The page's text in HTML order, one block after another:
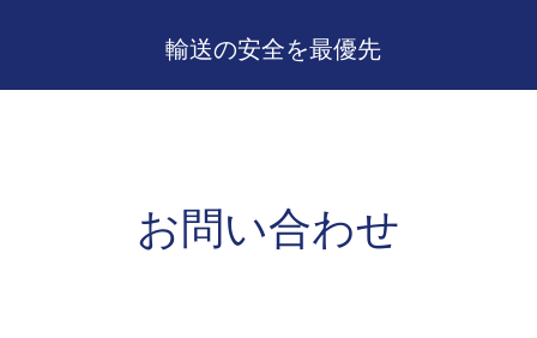
輸送の安全を最優先
お問い合わせ